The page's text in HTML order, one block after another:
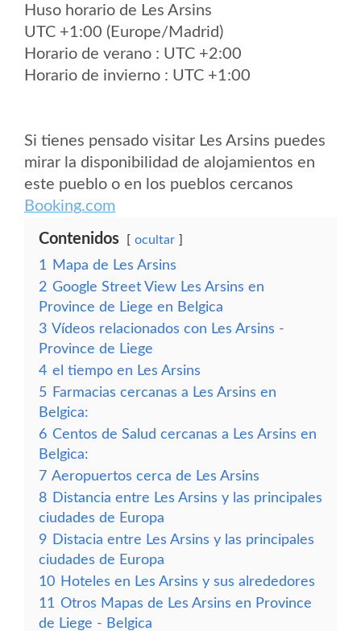
Huso horario de Les Arsins
UTC +1:00 (Europe/Madrid)
Horario de verano : UTC +2:00
Horario de invierno : UTC +1:00
Si tienes pensado visitar Les Arsins puedes
mirar la disponibilidad de alojamientos en
este pueblo o en los pueblos cercanos
Booking.com
Contenidos ocultar
1
Mapa de Les Arsins
2 Google Street View Les Arsins en
Province de Liege en Belgica
3 Vídeos relacionados con Les Arsins -
Province de Liege
4 el tiempo en Les Arsins
5 Farmacias cercanas a Les Arsins en
Belgica:
6 Centos de Salud cercanas a Les Arsins en
Belgica:
7 Aeropuertos cerca de Les Arsins
8 Distancia entre Les Arsins y las principales
ciudades de Europa
9 Distacia entre Les Arsins y las principales
ciudades de Europa
10 Hoteles en Les Arsins y sus alrededores
11 Otros Mapas de Les Arsins en Province
de Liege - Belgica